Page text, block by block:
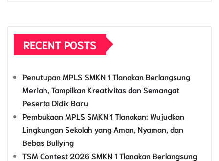
RECENT POSTS
Penutupan MPLS SMKN 1 Tlanakan Berlangsung
Meriah, Tampilkan Kreativitas dan Semangat
Peserta Didik Baru
Pembukaan MPLS SMKN 1 Tlanakan: Wujudkan
Lingkungan Sekolah yang Aman, Nyaman, dan
Bebas Bullying
TSM Contest 2026 SMKN 1 Tlanakan Berlangsung